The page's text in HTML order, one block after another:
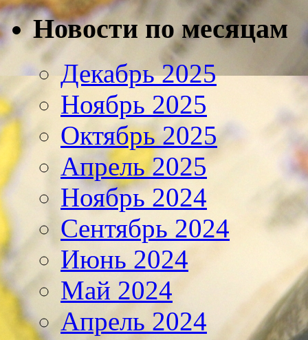
Новости по месяцам
Декабрь 2025
Ноябрь 2025
Октябрь 2025
Апрель 2025
Ноябрь 2024
Сентябрь 2024
Июнь 2024
Май 2024
Апрель 2024